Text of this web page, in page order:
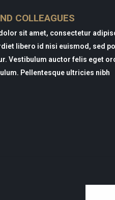
COLLEAGUES
sit amet, consectetur
libero id nisi euismod, sed
Vestibulum auctor felis eget
Pellentesque ultricies nibh